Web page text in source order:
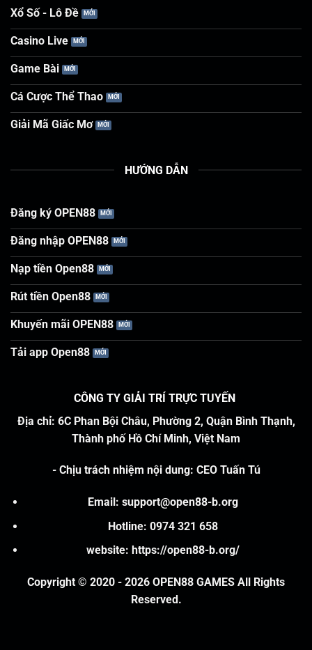
Xổ Số - Lô Đề
Casino Live
Game Bài
Cá Cược Thể Thao
Giải Mã Giấc Mơ
HƯỚNG DẪN
Đăng ký OPEN88
Đăng nhập OPEN88
Nạp tiền Open88
Rút tiền Open88
Khuyến mãi OPEN88
Tải app Open88
CÔNG TY GIẢI TRÍ TRỰC TUYẾN
Địa chỉ: 6C Phan Bội Châu, Phường 2, Quận Bình Thạnh,
Thành phố Hồ Chí Minh, Việt Nam
- Chịu trách nhiệm nội dung: CEO Tuấn Tú
Email:support@open88-b.org
Hotline: 0974 321 658
website: https://open88-b.org/
Copyright © 2020 - 2026 OPEN88 GAMES All Rights
Reserved.